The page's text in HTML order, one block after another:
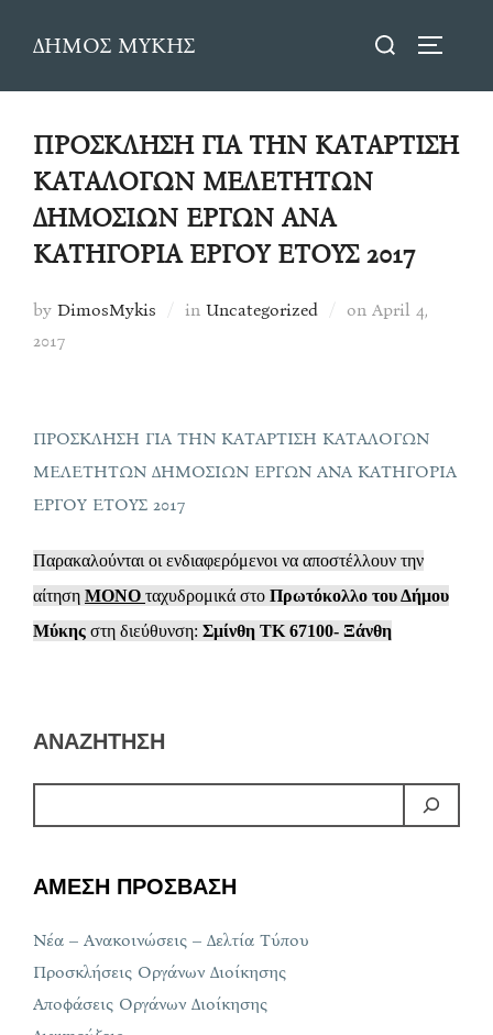
ΔΗΜΟΣ ΜΥΚΗΣ
Search
ΠΡΟΣΚΛΗΣΗ ΓΙΑ ΤΗΝ ΚΑΤΑΡΤΙΣΗ
ΚΑΤΑΛΟΓΩΝ ΜΕΛΕΤΗΤΩΝ
ΔΗΜΟΣΙΩΝ ΕΡΓΩΝ ΑΝΑ
ΚΑΤΗΓΟΡΙΑ ΕΡΓΟΥ ΕΤΟΥΣ 2017
by DimosMykis in Uncategorized on Posted
April 4,
2017
ΠΡΟΣΚΛΗΣΗ ΓΙΑ ΤΗΝ ΚΑΤΑΡΤΙΣΗ ΚΑΤΑΛΟΓΩΝ
ΜΕΛΕΤΗΤΩΝ ΔΗΜΟΣΙΩΝ ΕΡΓΩΝ ΑΝΑ ΚΑΤΗΓΟΡΙΑ
ΕΡΓΟΥ ΕΤΟΥΣ 2017
Παρακαλούνται οι ενδιαφερόμενοι να αποστέλλουν την
αίτηση ΜΟΝΟ ταχυδρομικά στο Πρωτόκολλο του Δήμου
Μύκης στη διεύθυνση: Σμίνθη ΤΚ 67100- Ξάνθη
ΑΝΑΖΗΤΗΣΗ
ΑΜΕΣΗ ΠΡΟΣΒΑΣΗ
Νέα – Ανακοινώσεις – Δελτία Τύπου
Προσκλήσεις Οργάνων Διοίκησης
Αποφάσεις Οργάνων Διοίκησης